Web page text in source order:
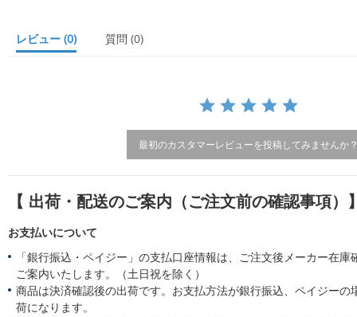
a
r
レビュー (0) 質問 (0)
最初のカスタマーレビューを投稿してみませんか
【 出荷・配送のご案内（ご注文前の確認事項）
お支払いについて
「銀行振込・ペイジー」の支払口座情報は、ご注文後メーカー在
ご案内いたします。（土日祝を除く）
商品は決済確認後の出荷です。お支払方法が銀行振込、ペイジーの
荷になります。